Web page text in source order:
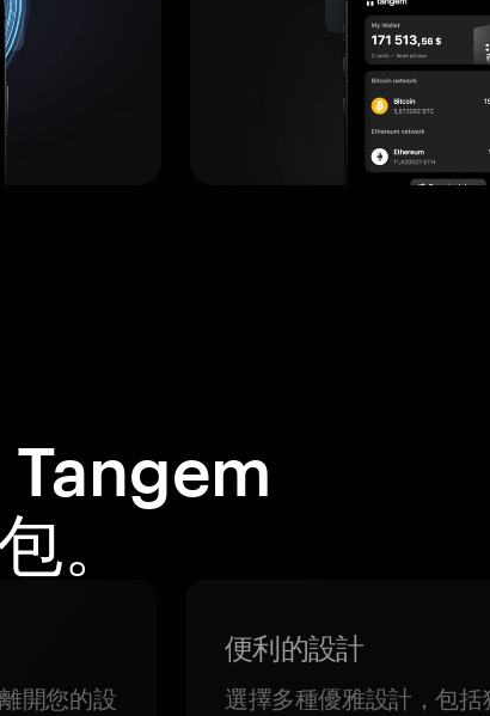
Tangem
。
開您的設
便利的設計
選擇多種優雅設計，包括